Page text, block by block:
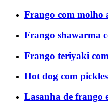
Frango com molho
Frango shawarma
Frango teriyaki
Hot dog com
Lasanha de frango